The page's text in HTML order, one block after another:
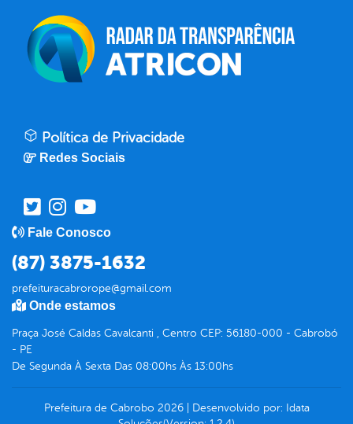
Política de Privacidade
Redes Sociais
Fale Conosco
(87) 3875-1632
prefeituracabrorope@gmail.com
Onde estamos
Praça José Caldas Cavalcanti , Centro CEP: 56180-000 - Cabrobó
- PE
De Segunda À Sexta Das 08:00hs Às 13:00hs
Prefeitura de Cabrobo 2026| Desenvolvido por: Idata